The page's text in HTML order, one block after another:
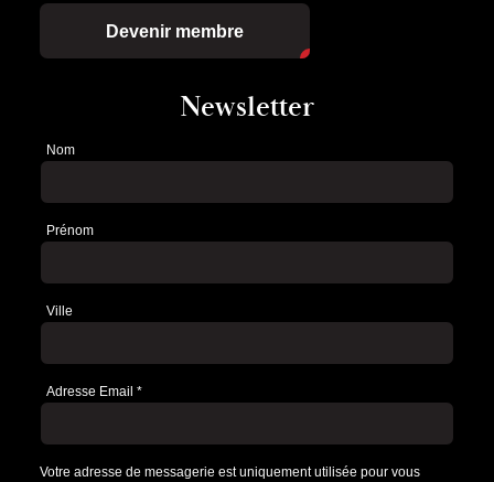
Devenir membre
Newsletter
Newsletter
Nom
Prénom
Ville
Adresse Email *
Votre adresse de messagerie est uniquement utilisée pour vous